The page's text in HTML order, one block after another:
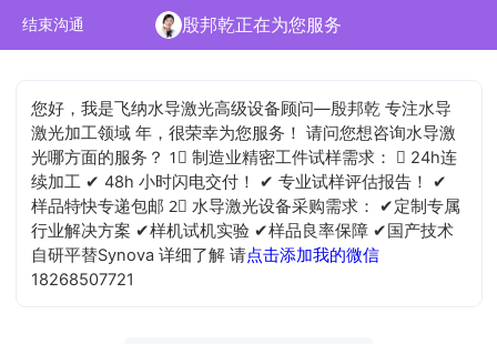
结束沟通 殷邦乾正在为您服务
您好，我是飞纳水导激光高级设备顾问—殷邦乾 专注水导
激光加工领域 年，很荣幸为您服务！ 请问您想咨询水导激
光哪方面的服务？ 1⃣ 制造业精密工件试样需求： ✔ 24h连
续加工 ✔ 48h 小时闪电交付！ ✔ 专业试样评估报告！ ✔
样品特快专递包邮 2⃣ 水导激光设备采购需求： ✔定制专属
行业解决方案 ✔样机试机实验 ✔样品良率保障 ✔国产技术
自研平替Synova 详细了解 请点击添加我的微信
18268507721